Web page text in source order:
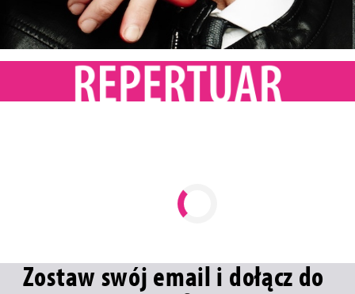
Zostaw swój email i dołącz do